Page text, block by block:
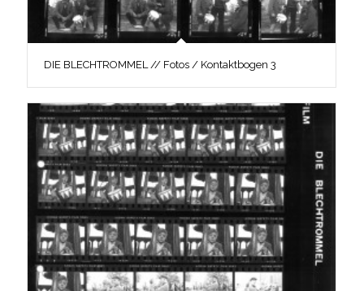
DIE BLECHTROMMEL // Fotos / Kontaktbogen 3